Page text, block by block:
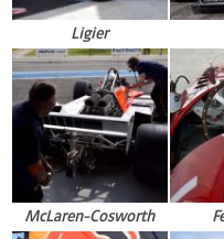
Ligier
McLaren-Cosworth